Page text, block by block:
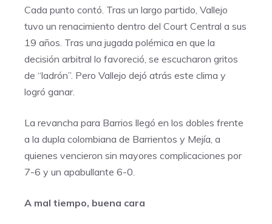
Cada punto contó. Tras un largo partido, Vallejo
tuvo un renacimiento dentro del Court Central a sus
19 años. Tras una jugada polémica en que la
decisión arbitral lo favoreció, se escucharon gritos
de “ladrón”. Pero Vallejo dejó atrás este clima y
logró ganar.
La revancha para Barrios llegó en los dobles frente
a la dupla colombiana de Barrientos y Mejía, a
quienes vencieron sin mayores complicaciones por
7-6 y un apabullante 6-0.
A mal tiempo, buena cara